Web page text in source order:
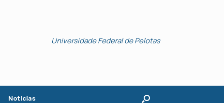
Universidade Federal de Pelotas
Notícias